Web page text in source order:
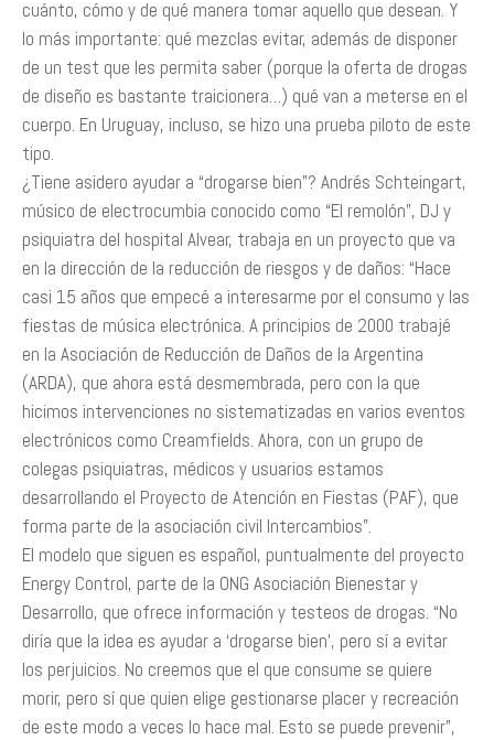
cuánto, cómo y de qué manera tomar aquello que desean. Y
lo más importante: qué mezclas evitar, además de disponer
de un test que les permita saber (porque la oferta de drogas
de diseño es bastante traicionera…) qué van a meterse en el
cuerpo. En Uruguay, incluso, se hizo una prueba piloto de este
tipo.
¿Tiene asidero ayudar a “drogarse bien”? Andrés Schteingart,
músico de electrocumbia conocido como “El remolón”, DJ y
psiquiatra del hospital Alvear, trabaja en un proyecto que va
en la dirección de la reducción de riesgos y de daños: “Hace
casi 15 años que empecé a interesarme por el consumo y las
fiestas de música electrónica. A principios de 2000 trabajé
en la Asociación de Reducción de Daños de la Argentina
(ARDA), que ahora está desmembrada, pero con la que
hicimos intervenciones no sistematizadas en varios eventos
electrónicos como Creamfields. Ahora, con un grupo de
colegas psiquiatras, médicos y usuarios estamos
desarrollando el Proyecto de Atención en Fiestas (PAF), que
forma parte de la asociación civil Intercambios”.
El modelo que siguen es español, puntualmente del proyecto
Energy Control, parte de la ONG Asociación Bienestar y
Desarrollo, que ofrece información y testeos de drogas. “No
diría que la idea es ayudar a ‘drogarse bien’, pero sí a evitar
los perjuicios. No creemos que el que consume se quiere
morir, pero sí que quien elige gestionarse placer y recreación
de este modo a veces lo hace mal. Esto se puede prevenir”,